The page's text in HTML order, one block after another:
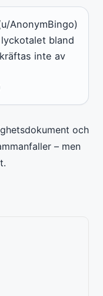
AnonymBingo)
bland
inte av
och
– men